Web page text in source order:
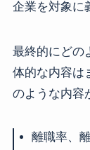
企業を対象に
最終的にどの
体的な内容は
のような内容
離職率、